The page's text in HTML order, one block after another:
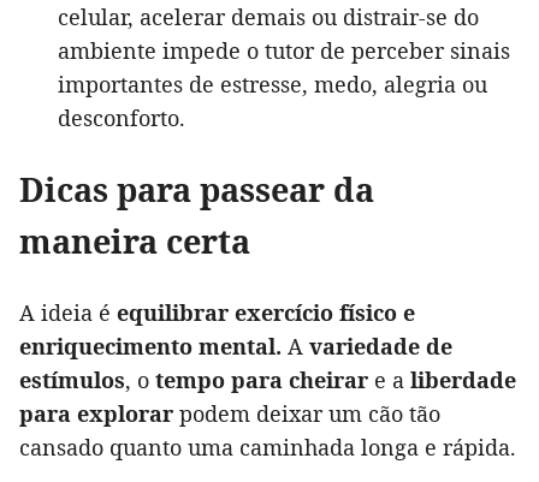
celular, acelerar demais ou distrair-se do
ambiente impede o tutor de perceber sinais
importantes de estresse, medo, alegria ou
desconforto.
Dicas para passear da
maneira certa
A ideia é equilibrar exercício físico e
enriquecimento mental. A variedade de
estímulos, o tempo para cheirar e a liberdade
para explorar podem deixar um cão tão
cansado quanto uma caminhada longa e rápida.